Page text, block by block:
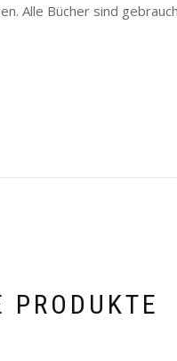
Alle Bücher sind